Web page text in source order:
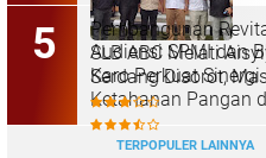
Audiensi SPMI dan
Karo Perkuat Sinergi
Ketahanan Pangan
Kabanjahe
‎Pembangunan
SLB ABC Melati
Serdang Disorot,
Pertanyakan
dan Pagu Anggaran
TERPOPULER LAINNYA